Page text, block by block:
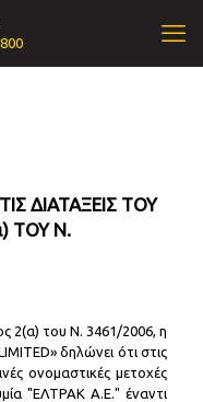
ΔΙΑΤΑΞΕΙΣ ΤΟΥ
ΤΟΥ Ν.
2(α) του Ν. 3461/2006, η
δηλώνει ότι στις
ονομαστικές μετοχές
"ΕΛΤΡΑΚ Α.Ε." έναντι